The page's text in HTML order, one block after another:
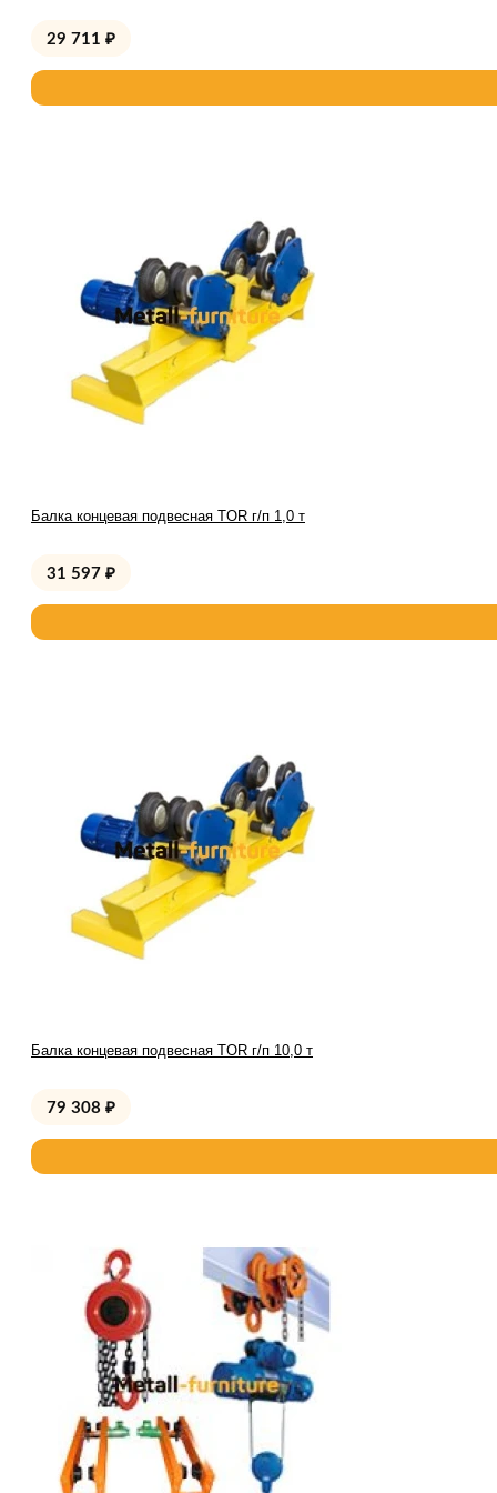
29 711 ₽
Балка концевая подвесная TOR г/п 1,0 т
31 597 ₽
Балка концевая подвесная TOR г/п 10,0 т
79 308 ₽